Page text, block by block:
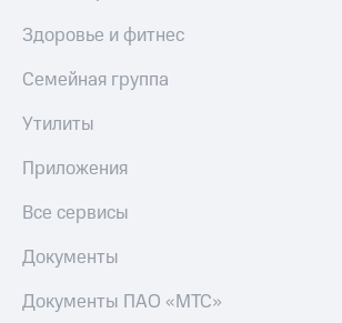
номер
Пополнить
другого
оператора
Оплата
интернета
и
Здоровье и фитнес
Семейная группа
Утилиты
Приложения
Все сервисы
Документы
Документы ПАО «МТС»